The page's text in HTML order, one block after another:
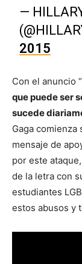
—
2015
Con el anuncio “
que puede ser
sucede
Gaga
mensaje de
por este
de la letra con
estudiantes
estos abusos y